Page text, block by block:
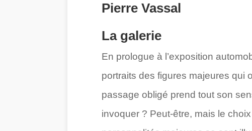
Pierre Vassal
La galerie
En prologue à l’exposition
portraits des figures majeures qui
passage obligé prend tout son
invoquer ? Peut-être, mais le